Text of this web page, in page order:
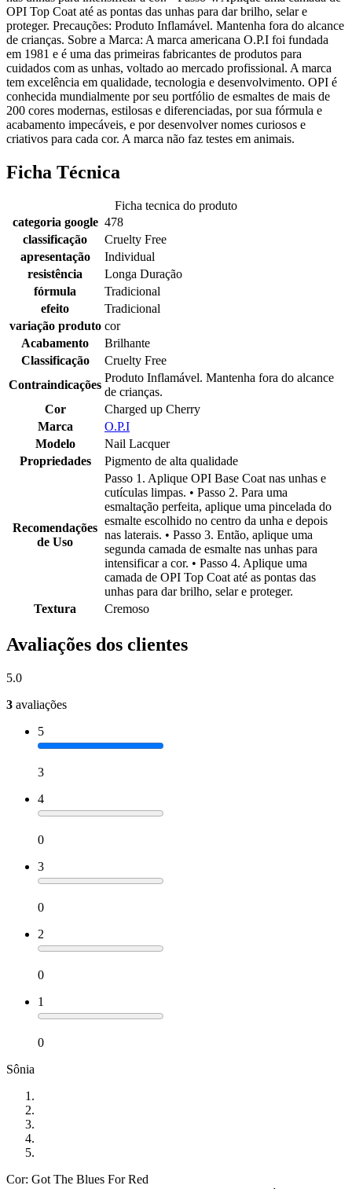
OPI Top Coat até as pontas das unhas para dar brilho, selar e
proteger. Precauções: Produto Inflamável. Mantenha fora do alcance
de crianças. Sobre a Marca: A marca americana O.P.I foi fundada
em 1981 e é uma das primeiras fabricantes de produtos para
cuidados com as unhas, voltado ao mercado profissional. A marca
tem excelência em qualidade, tecnologia e desenvolvimento. OPI é
conhecida mundialmente por seu portfólio de esmaltes de mais de
200 cores modernas, estilosas e diferenciadas, por sua fórmula e
acabamento impecáveis, e por desenvolver nomes curiosos e
criativos para cada cor. A marca não faz testes em animais.
Ficha Técnica
Ficha tecnica do produto
categoria google 478
classificação
Cruelty Free
apresentação
Individual
resistência
Longa Duração
fórmula
Tradicional
efeito
Tradicional
variação produto cor
Acabamento
Brilhante
Classificação
Cruelty Free
Contraindicações
Produto Inflamável. Mantenha fora do alcance
de crianças.
Cor
Charged up Cherry
Marca
O.P.I
Modelo
Nail Lacquer
Propriedades
Pigmento de alta qualidade
Recomendações
de Uso
Passo 1. Aplique OPI Base Coat nas unhas e
cutículas limpas. • Passo 2. Para uma
esmaltação perfeita, aplique uma pincelada do
esmalte escolhido no centro da unha e depois
nas laterais. • Passo 3. Então, aplique uma
segunda camada de esmalte nas unhas para
intensificar a cor. • Passo 4. Aplique uma
camada de OPI Top Coat até as pontas das
unhas para dar brilho, selar e proteger.
Textura
Cremoso
Avaliações dos clientes
5.0
3 avaliações
5
3
4
0
3
0
2
0
1
0
Sônia
Cor: Got The Blues For Red